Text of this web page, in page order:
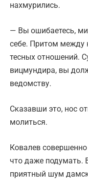
нахмурились.
— Вы ошибаетесь,
себе. Притом между
тесных отношений.
вицмундира, вы
ведомству.
Сказавши это, нос
молиться.
Ковалев
что даже подумать.
приятный шум